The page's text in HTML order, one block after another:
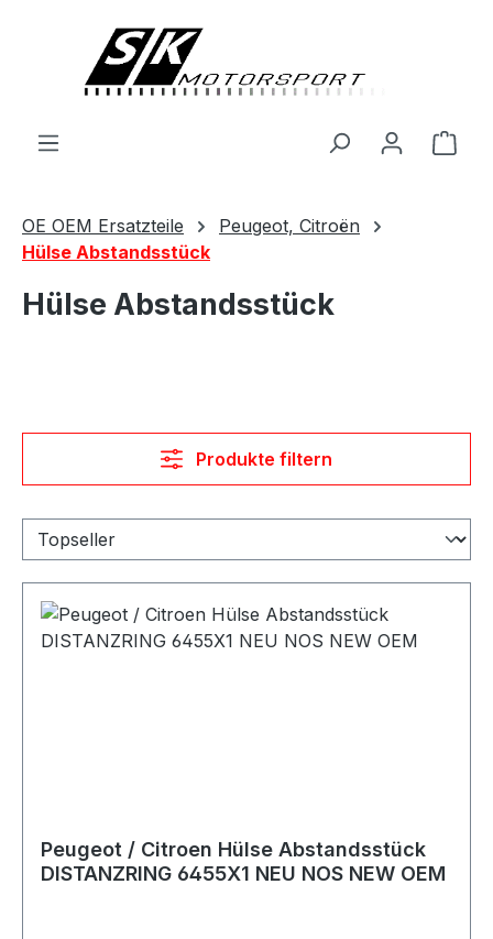
OE OEM Ersatzteile
Peugeot, Citroën
Hülse Abstandsstück
Hülse Abstandsstück
Produkte filtern
Peugeot / Citroen Hülse Abstandsstück
DISTANZRING 6455X1 NEU NOS NEW OEM